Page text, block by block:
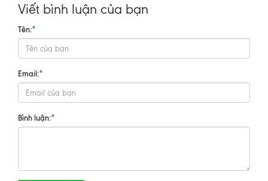
Viết bình luận của bạn
Tên:*
Email:*
Bình luận:*